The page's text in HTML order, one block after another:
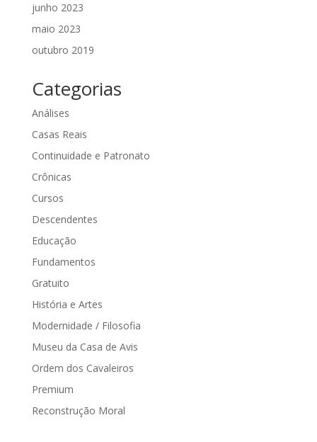
junho 2023
maio 2023
outubro 2019
Categorias
Análises
Casas Reais
Continuidade e Patronato
Crônicas
Cursos
Descendentes
Educação
Fundamentos
Gratuito
História e Artes
Modernidade / Filosofia
Museu da Casa de Avis
Ordem dos Cavaleiros
Premium
Reconstrução Moral